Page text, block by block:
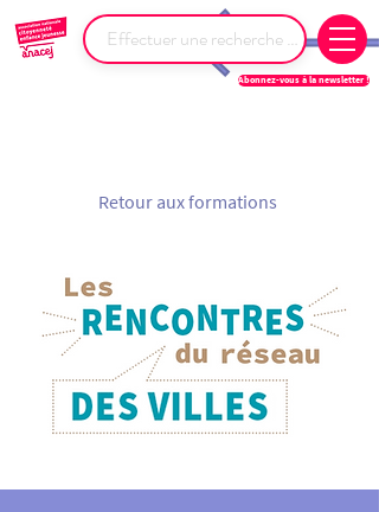
Abonnez-vous à la newsletter !
Retour aux formations